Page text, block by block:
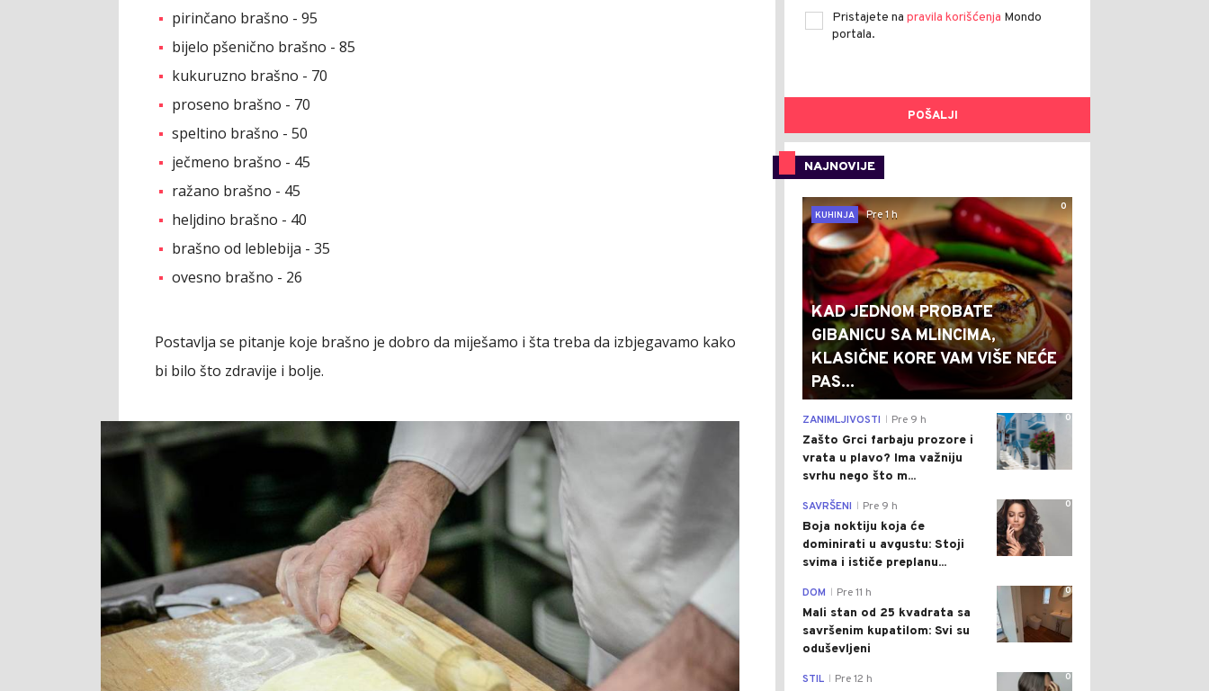
pirinčano brašno - 95
bijelo pšenično brašno - 85
kukuruzno brašno - 70
proseno brašno - 70
speltino brašno - 50
ječmeno brašno - 45
ražano brašno - 45
heljdino brašno - 40
brašno od leblebija - 35
ovesno brašno - 26
Postavlja se pitanje koje brašno je dobro da miješamo i šta treba da izbjegavamo kako
bi bilo što zdravije i bolje.
Pristajete na pravila korišćenja Mondo
portala.
POŠALJI
NAJNOVIJE
0
KUHINJA
Pre 1 h
KAD JEDNOM PROBATE
GIBANICU SA MLINCIMA,
KLASIČNE KORE VAM VIŠE NEĆE
PAS...
0
ZANIMLJIVOSTI Pre 9 h
Zašto Grci farbaju prozore i
vrata u plavo? Ima važniju
svrhu nego što m...
0
SAVRŠENI Pre 9 h
Boja noktiju koja će
dominirati u avgustu: Stoji
svima i ističe preplanu...
0
DOM Pre 11 h
Mali stan od 25 kvadrata sa
savršenim kupatilom: Svi su
oduševljeni
0
STIL Pre 12 h